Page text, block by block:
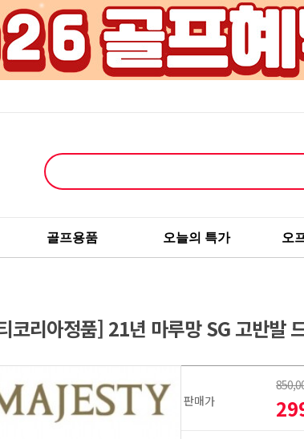
골프용품 오늘의 특가 오
코리아정품] 21년 마루망 SG 고반발
판매가